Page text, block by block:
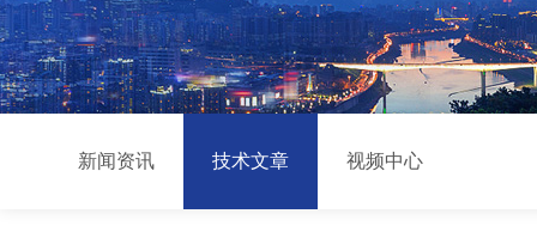
新闻资讯 技术文章 视频中心